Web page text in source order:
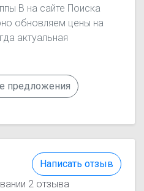
В на сайте Поиска
обновляем цены на
актуальная
предложения
Написать отзыв
2 отзыва